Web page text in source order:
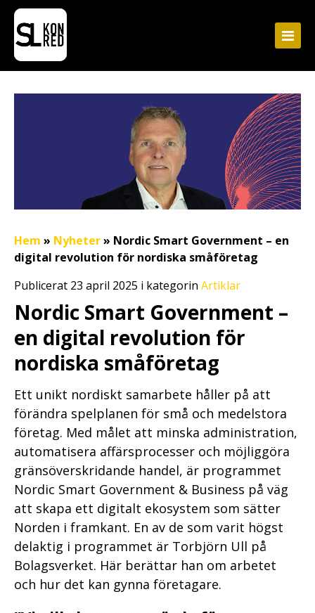
Hem » Nyheter» Nordic Smart Government – en
digital revolution för nordiska småföretag
Publicerat 23 april 2025 i kategorin Artiklar
Nordic Smart Government –
en digital revolution för
nordiska småföretag
Ett unikt nordiskt samarbete håller på att
förändra spelplanen för små och medelstora
företag. Med målet att minska administration,
automatisera affärsprocesser och möjliggöra
gränsöverskridande handel, är programmet
Nordic Smart Government & Business på väg
att skapa ett digitalt ekosystem som sätter
Norden i framkant. En av de som varit högst
delaktig i programmet är Torbjörn Ull på
Bolagsverket. Här berättar han om arbetet
och hur det kan gynna företagare.